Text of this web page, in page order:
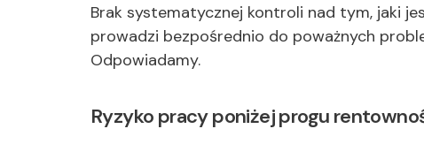
Brak systematycznej kontroli nad tym, jaki
prowadzi bezpośrednio do poważnych
Odpowiadamy.
Ryzyko pracy poniżej progu